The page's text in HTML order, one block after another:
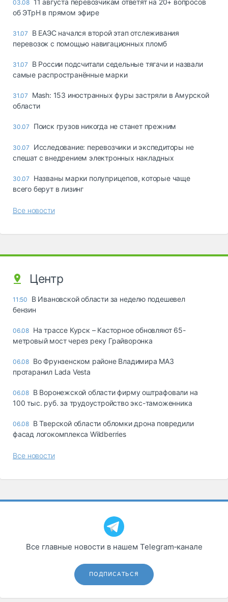
03.08 11 августа перевозчикам ответят на 20+ вопросов
об ЭТрН в прямом эфире
31.07
В ЕАЭС начался второй этап отслеживания
перевозок с помощью навигационных пломб
31.07
В России подсчитали седельные тягачи и назвали
самые распространённые марки
31.07
Mash: 153 иностранных фуры застряли в Амурской
области
30.07 Поиск грузов никогда не станет прежним
30.07
Исследование: перевозчики и экспедиторы не
спешат с внедрением электронных накладных
30.07
Названы марки полуприцепов, которые чаще
всего берут в лизинг
Все новости
Центр
11:50
В Ивановской области за неделю подешевел
бензин
06.08 На трассе Курск – Касторное обновляют 65-
метровый мост через реку Грайворонка
06.08 Во Фрунзенском районе Владимира МАЗ
протаранил Lada Vesta
06.08 В Воронежской области фирму оштрафовали на
100 тыс. руб. за трудоустройство экс-таможенника
06.08 В Тверской области обломки дрона повредили
фасад логокомплекса Wildberries
Все новости
Все главные новости в нашем Telegram‑канале
ПОДПИСАТЬСЯ